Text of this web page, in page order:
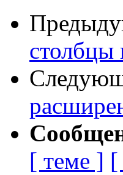
столбцы
[ теме ] [